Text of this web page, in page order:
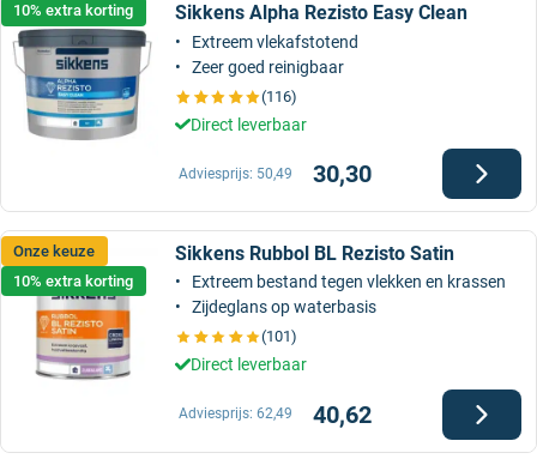
10% extra korting Sikkens Alpha Rezisto Easy Clean
Extreem vlekafstotend
Zeer goed reinigbaar
(116)
Direct leverbaar
30,30
Adviesprijs: 50,49
Onze keuze
10% extra korting
Sikkens Rubbol BL Rezisto Satin
Extreem bestand tegen vlekken en krassen
Zijdeglans op waterbasis
(101)
Direct leverbaar
40,62
Adviesprijs: 62,49